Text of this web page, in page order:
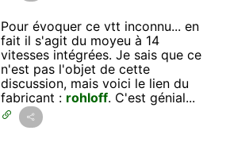
Pour évoquer ce vtt inconnu... en
fait il s'agit du moyeu à 14
vitesses intégrées. Je sais que ce
n'est pas l'objet de cette
discussion, mais voici le lien du
fabricant : rohloff. C'est génial...